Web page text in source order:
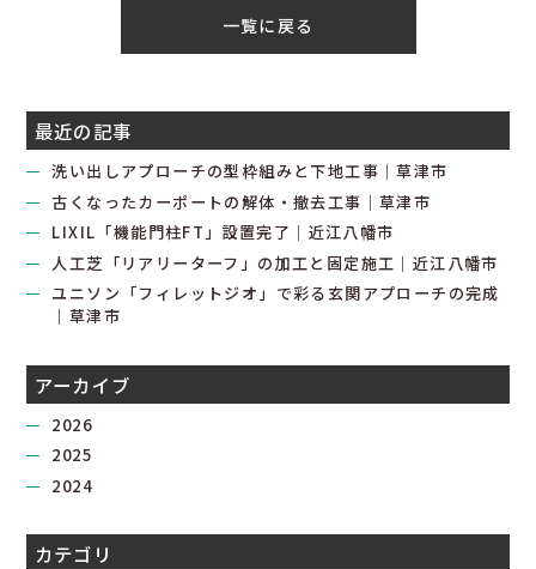
一覧に戻る
最近の記事
洗い出しアプローチの型枠組みと下地工事｜草津市
古くなったカーポートの解体・撤去工事｜草津市
LIXIL「機能門柱FT」設置完了｜近江八幡市
人工芝「リアリーターフ」の加工と固定施工｜近江八幡市
ユニソン「フィレットジオ」で彩る玄関アプローチの完成
｜草津市
アーカイブ
2026
2025
2024
カテゴリ